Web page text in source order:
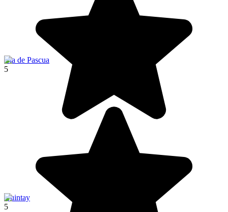
Isla de Pascua
5
Quintay
5